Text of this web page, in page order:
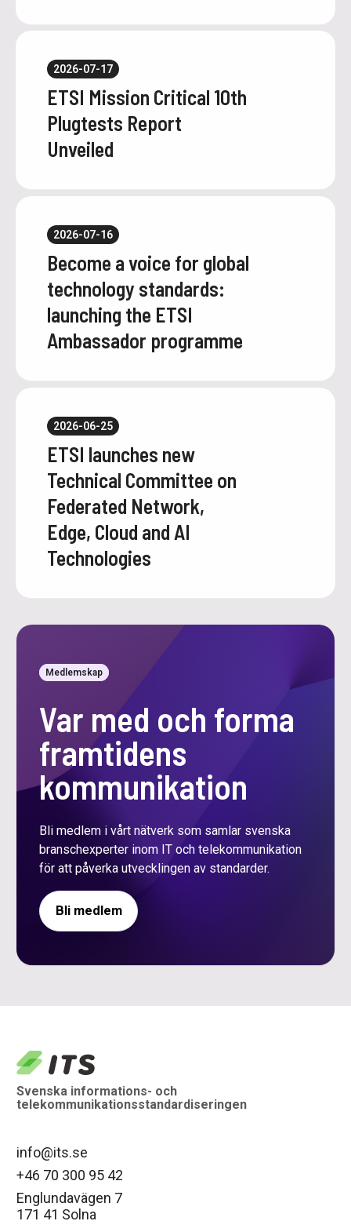
ETSI Mission Critical 10th
Plugtests Report
Unveiled
2026-07-17
Become a voice for global
technology standards:
launching the ETSI
Ambassador programme
2026-07-16
ETSI launches new
Technical Committee on
Federated Network,
Edge, Cloud and AI
Technologies
2026-06-25
Medlemskap
Var med och forma
framtidens
kommunikation
Bli medlem i vårt nätverk som samlar svenska
branschexperter inom IT och telekommunikation
för att påverka utvecklingen av standarder.
Bli medlem
logo
Svenska informations- och
telekommunikationsstandardiseringen
info@its.se
+46 70 300 95 42
Englundavägen 7
171 41 Solna